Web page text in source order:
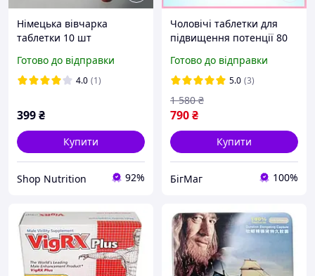
Німецька вівчарка
таблетки 10 шт
підвищення потенції в
Україні.Чоловічий
Готово до відправки
4.0 (1)
399₴
Купити
Shop Nutrition 92%
Чоловічі таблетки для
підвищення потенції 80
10 шт, Інтимні іграшки
Готово до відправки
5.0 (3)
790₴
1 580 ₴
Купити
БігМаг 100%